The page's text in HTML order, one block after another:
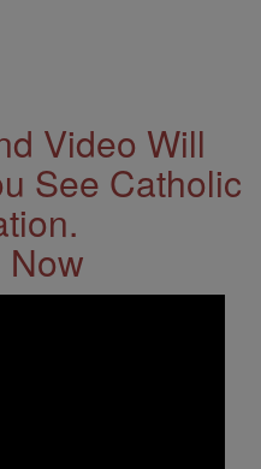
Video Will
See Catholic
Now